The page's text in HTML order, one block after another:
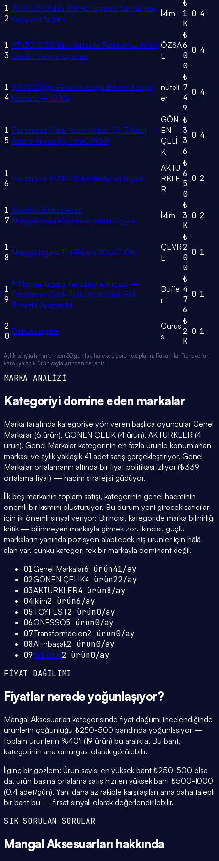
1
2
40 X 50 Oluklu Köfteci Izgarası Saç Izgara
Yapışmaz Izgara
İklim
₺
1
K
0 4
1
3
47x30 0.50 Mm Kalınlıkta Paslanmaz Krom
Oluklu Mangal Izgarası
ÖZSA
L
₺
6
0
0
0 4
1
4
%100 Doğal Fındık Kabuğu Briket Mangal
Kömürü – 10 KG
nuteli
er
₺
7
4
9
0 4
1
5
Paslanmaz Çelik Krom Kebap Şiş 3 Adet
Adana Kıyma Şiş Fma07968
GÖN
EN
ÇELİ
K
₺
3
3
6
0 4
1
6 Paslanmaz 60'lık Oluklu Barbekü Izgara
AKTÜ
RKLE
R
₺
6
5
0
0 2
1
7
40x80 Oluklu Demir
Mangal,barbekü,şömine,oluklu Izgara
İklim
₺
3
K
0 2
1
8 Mangal Izgara Teli Büyük 30x40 Cm
ÇEVR
E
₺
2
0
0
0 1
1
9
® Mangal Izgara Temizleme Fırçası –
Paslanmaz Çelik Telli, Uzun Saplı Grill
Temizlik Aparatı M
Buffe
r
₺
4
7
6
0 1
2
0 Döküm Izgara
Gurus
s
₺
2
K
0 1
Aylık satış tahminleri son 30 günlük harekete göre hesaplanır. Rakamlar Trendyol'un
kamuya açık ürün sayfalarından derlenir.
MARKA ANALİZİ
Kategoriyi domine eden markalar
Marka tarafında kategoriye yön veren başlıca oyuncular Genel
Markalar (6 ürün), GÖNEN ÇELİK (4 ürün), AKTÜRKLER (4
ürün). Genel Markalar kategorinin en fazla ürünle konumlanan
markası ve aylık yaklaşık 41 adet satış gerçekleştiriyor. Genel
Markalar ortalamanın altında bir fiyat politikası izliyor (₺339
ortalama fiyat) — hacim stratejisi güdüyor.
İlk beş markanın toplam satışı, kategorinin genel hacminin
önemli bir kısmını oluşturuyor. Bu durum yeni girecek satıcılar
için iki önemli sinyal veriyor: Birincisi, kategoride marka bilinirliği
kritik — bilinmeyen markayla girmek zor. İkincisi, güçlü
markaların yanında pozisyon alabilecek niş ürünler için hâlâ
alan var, çünkü kategori tek bir markayla dominant değil.
01Genel Markalar6 ürün41/ay
02GÖNEN ÇELİK4 ürün22/ay
03AKTÜRKLER4 ürün8/ay
04İklim2 ürün6/ay
05TOYFEST2 ürün0/ay
06ONESSO5 ürün0/ay
07Transformacion2 ürün0/ay
08Altınbaşak2 ürün0/ay
09WEBER2 ürün0/ay
FİYAT DAĞILIMI
Fiyatlar nerede yoğunlaşıyor?
Mangal Aksesuarları kategorisinde fiyat dağılımı incelendiğinde
ürünlerin çoğunluğu ₺250-500 bandında yoğunlaşıyor —
toplam ürünlerin %40'i (19 ürün) bu aralıkta. Bu bant,
kategorinin ana omurgası olarak görülebilir.
İlginç bir gözlem: Ürün sayısı en yüksek bant ₺250-500 olsa
da, ürün başına ortalama satış hızı en yüksek bant ₺500-1000
(0.4 adet/gün). Yani daha az rakiple karşılaşılan ama daha talepli
bir bant bu — fırsat sinyali olarak değerlendirilebilir.
SIK SORULAN SORULAR
Mangal Aksesuarları hakkında